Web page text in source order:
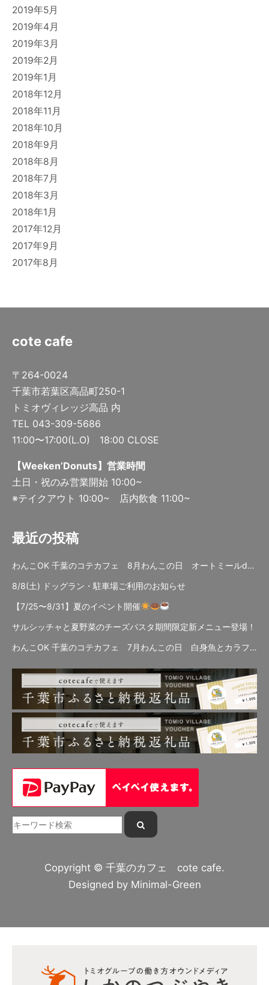
2019年5月
2019年4月
2019年3月
2019年2月
2019年1月
2018年12月
2018年11月
2018年10月
2018年9月
2018年8月
2018年7月
2018年3月
2018年1月
2017年12月
2017年9月
2017年8月
cote cafe
〒264-0024
千葉市若葉区高品町250-1
トミオヴィレッジ高品 内
TEL 043-309-5686
11:00〜17:00(L.O) 18:00 CLOSE
【Weeken’Donuts】営業時間
土日・祝のみ営業開始 10:00~
※テイクアウト 10:00~ 店内飲食 11:00~
最近の投稿
わんこOK 千葉のコテカフェ 8月わんこの日 オートミールdeローストビーフライス
8/8(土) ドッグラン・駐車場ご利用のお知らせ
【7/25〜8/31】夏のイベント開催
サルシッチャと夏野菜のチーズパスタ期間限定新メニュー登場！
わんこOK 千葉のコテカフェ 7月わんこの日 白身魚とカラフルやさいのオムレツ
Copyright © 千葉のカフェ cote cafe.
Designed by Minimal-Green